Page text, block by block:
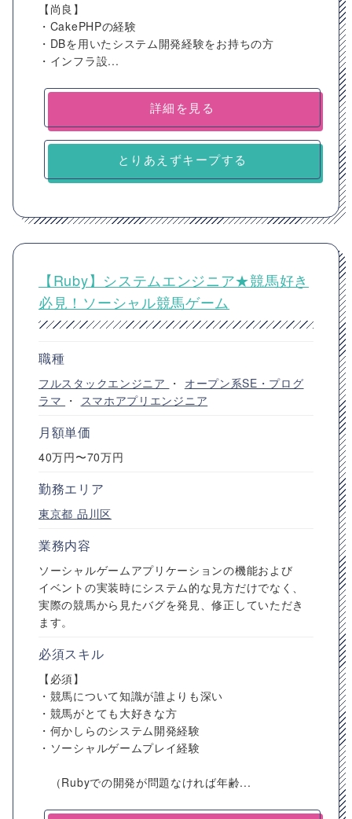
【尚良】
・CakePHPの経験
・DBを用いたシステム開発経験をお持ちの方
・インフラ設...
詳細を見る
とりあえずキープする
【Ruby】システムエンジニア★競馬好き
必見！ソーシャル競馬ゲーム
職種
フルスタックエンジニア ・ オープン系SE・プログ
ラマ ・ スマホアプリエンジニア
月額単価
40万円〜70万円
勤務エリア
東京都 品川区
業務内容
ソーシャルゲームアプリケーションの機能および
イベントの実装時にシステム的な見方だけでなく、
実際の競馬から見たバグを発見、修正していただき
ます。
必須スキル
【必須】
・競馬について知識が誰よりも深い
・競馬がとても大好きな方
・何かしらのシステム開発経験
・ソーシャルゲームプレイ経験
（Rubyでの開発が問題なければ年齢...